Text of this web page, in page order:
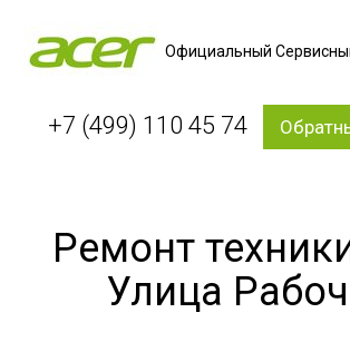
Официальный
+7 (499) 110 45 74
Ремонт
Улица